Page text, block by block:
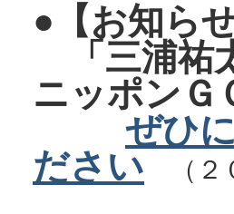
●【お知ら
「三浦祐
ニッポンＧ
ぜひ
ださい （２